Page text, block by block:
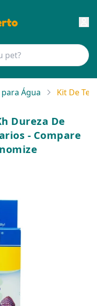
Água Kit De
Dureza De
- Compare